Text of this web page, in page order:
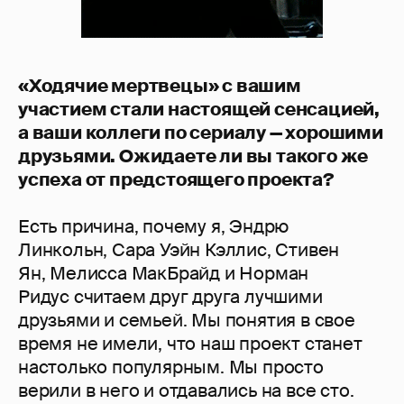
«Ходячие мертвецы» с вашим
участием стали настоящей сенсацией,
а ваши коллеги по сериалу — хорошими
друзьями. Ожидаете ли вы такого же
успеха от предстоящего проекта?
Есть причина, почему я, Эндрю
Линкольн, Сара Уэйн Кэллис, Стивен
Ян, Мелисса МакБрайд и Норман
Ридус считаем друг друга лучшими
друзьями и семьей. Мы понятия в свое
время не имели, что наш проект станет
настолько популярным. Мы просто
верили в него и отдавались на все сто.